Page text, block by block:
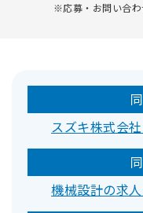
※応募・お問い合
スズキ株式会
機械設計の求